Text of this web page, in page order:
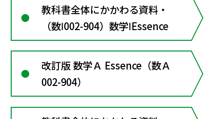
教科書全体にかかわる資料・
（数Ⅰ002-904）数学ⅠEssence
改訂版 数学Ａ Essence（数Ａ
002-904）